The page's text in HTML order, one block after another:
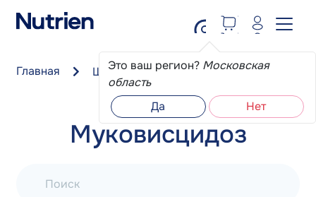
Это ваш регион? Московская
область
Да
Нет
Главная Школа пациента Муковисцидоз
Муковисцидоз
Поиск